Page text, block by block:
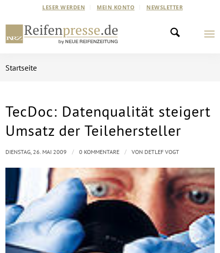
LESER WERDEN MEIN KONTO NEWSLETTER
Startseite
TecDoc: Datenqualität steigert
Umsatz der Teilehersteller
DIENSTAG, 26. MAI 2009 / 0 KOMMENTARE / VON DETLEF VOGT